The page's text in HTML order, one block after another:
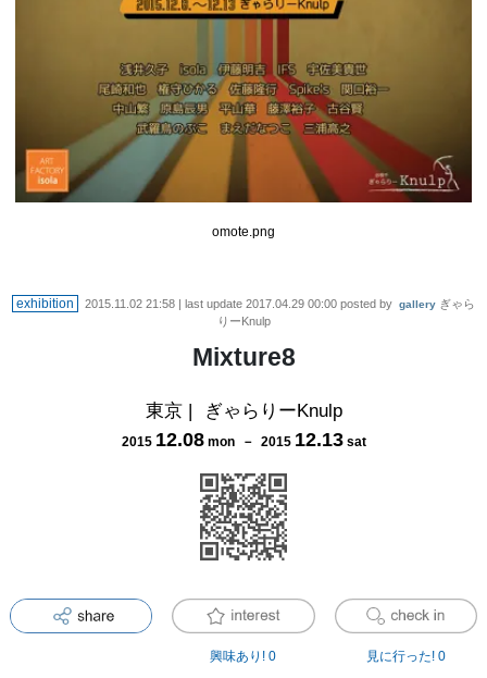
omote.png
exhibition 2015.11.02 21:58 | last update 2017.04.29 00:00 posted by gallery ぎゃら
りーKnulp
Mixture8
東京| ぎゃらりーKnulp
2015 12.08 mon－ 2015 12.13 sat
興味あり! 0 見に行った! 0